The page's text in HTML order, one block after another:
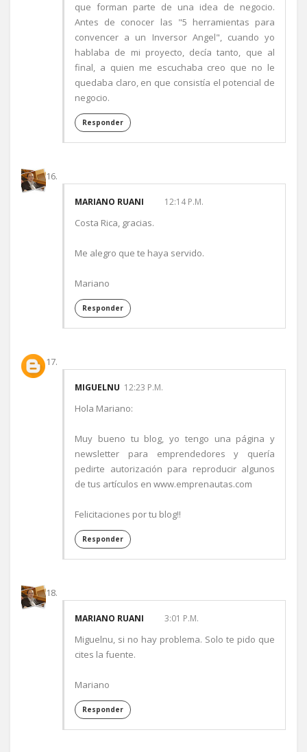
que forman parte de una idea de negocio.
Antes de conocer las "5 herramientas para
convencer a un Inversor Angel", cuando yo
hablaba de mi proyecto, decía tanto, que al
final, a quien me escuchaba creo que no le
quedaba claro, en que consistía el potencial de
negocio.
Responder
MARIANO RUANI 12:14 P.M.
Costa Rica, gracias.
Me alegro que te haya servido.
Mariano
Responder
MIGUELNU 12:23 P.M.
Hola Mariano:
Muy bueno tu blog, yo tengo una página y
newsletter para emprendedores y quería
pedirte autorización para reproducir algunos
de tus artículos en www.emprenautas.com
Felicitaciones por tu blog!!
Responder
MARIANO RUANI 3:01 P.M.
Miguelnu, si no hay problema. Solo te pido que
cites la fuente.
Mariano
Responder